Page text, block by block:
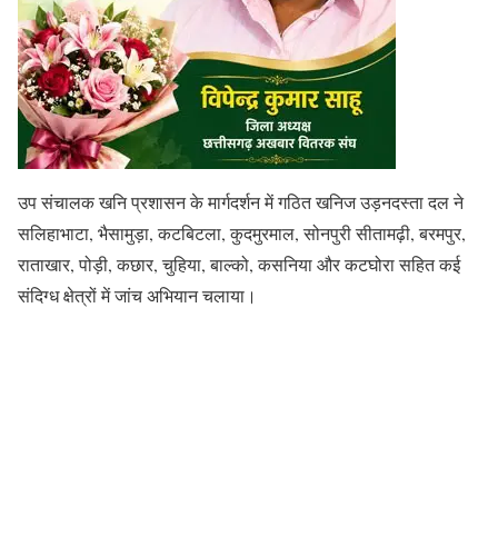
उप संचालक खनि प्रशासन के मार्गदर्शन में गठित खनिज उड़नदस्ता दल ने
सलिहाभाटा, भैसामुड़ा, कटबिटला, कुदमुरमाल, सोनपुरी सीतामढ़ी, बरमपुर,
राताखार, पोड़ी, कछार, चुहिया, बाल्को, कसनिया और कटघोरा सहित कई
संदिग्ध क्षेत्रों में जांच अभियान चलाया।